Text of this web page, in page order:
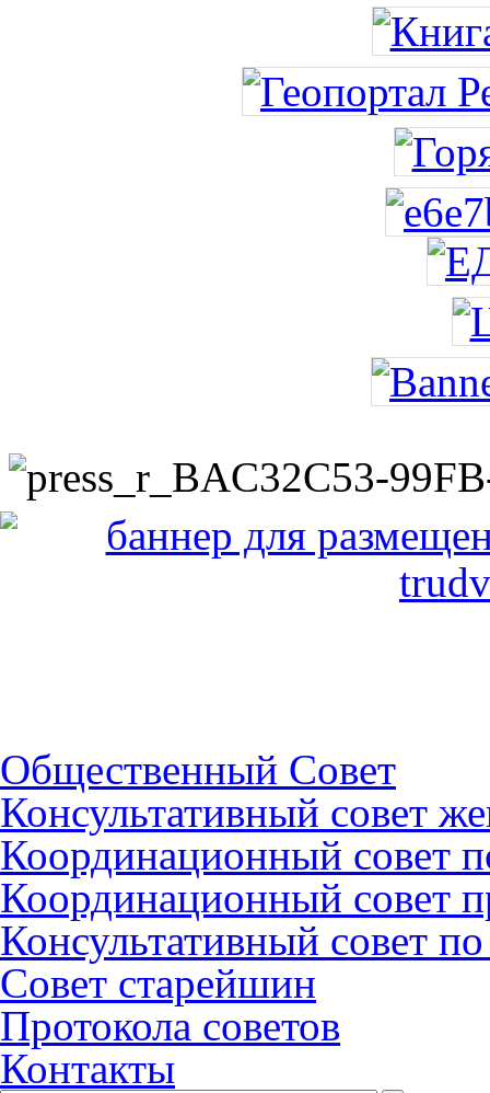
Общественный Совет
Консультативный совет
Координационный совет
Координационный совет
Консультативный совет
Совет старейшин
Протокола советов
Контакты